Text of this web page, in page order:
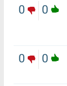
0
0
0
0